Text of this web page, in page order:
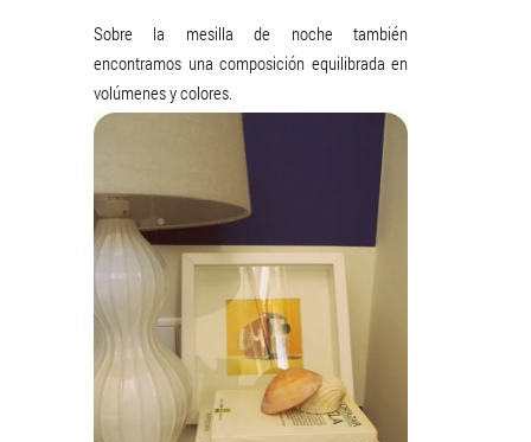
Sobre la mesilla de noche también
encontramos una composición equilibrada en
volúmenes y colores.